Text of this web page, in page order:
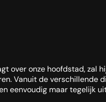
over onze hoofdstad,
Vanuit de verschillende
eenvoudig maar tegelijk